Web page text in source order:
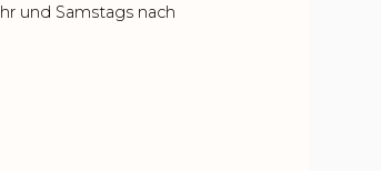
und Samstags nach